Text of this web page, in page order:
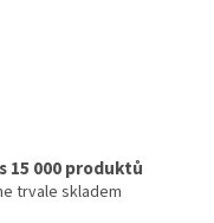
15 000 produktů
trvale skladem